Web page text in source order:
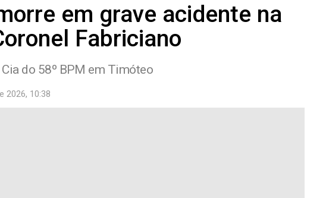
em grave acidente na
Fabriciano
do 58º BPM em Timóteo
2026, 10:38